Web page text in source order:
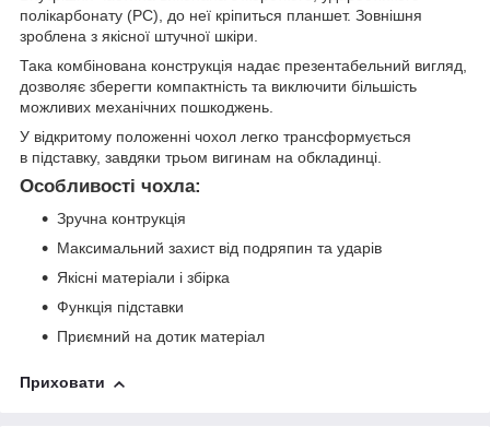
полікарбонату (PC), до неї кріпиться планшет. Зовнішня
зроблена з якісної штучної шкіри.
Така комбінована конструкція надає презентабельний вигляд,
дозволяє зберегти компактність та виключити більшість
можливих механічних пошкоджень.
У відкритому положенні чохол легко трансформується
в підставку, завдяки трьом вигинам на обкладинці.
Особливості чохла:
Зручна контрукція
Максимальний захист від подряпин та ударів
Якісні матеріали і збірка
Функція підставки
Приємний на дотик матеріал
Приховати